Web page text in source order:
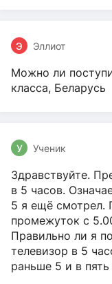
Э Эллиот
Можно ли
класса, Беларусь
У Ученик
Здравствуйте.
в 5 часов.
5 я ещё смотрел.
промежуток с
Правильно ли я
телевизор в 5
раньше 5 и в пять